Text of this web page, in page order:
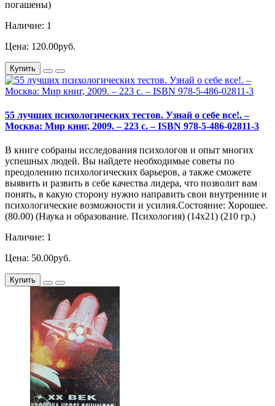
погашены)
Наличие: 1
Цена: 120.00руб.
Купить
55 лучших психологических тестов. Узнай о себе все!. –
Москва: Мир книг, 2009. – 223 с. – ISBN 978-5-486-02811-3
В книге собраны исследования психологов и опыт многих
успешных людей. Вы найдете необходимые советы по
преодолению психологических барьеров, а также сможете
выявить и развить в себе качества лидера, что позволит вам
понять, в какую сторону нужно направить свои внутренние и
психологические возможности и усилия.Состояние: Хорошее.
(80.00) (Наука и образование. Психология) (14х21) (210 гр.)
Наличие: 1
Цена: 50.00руб.
Купить